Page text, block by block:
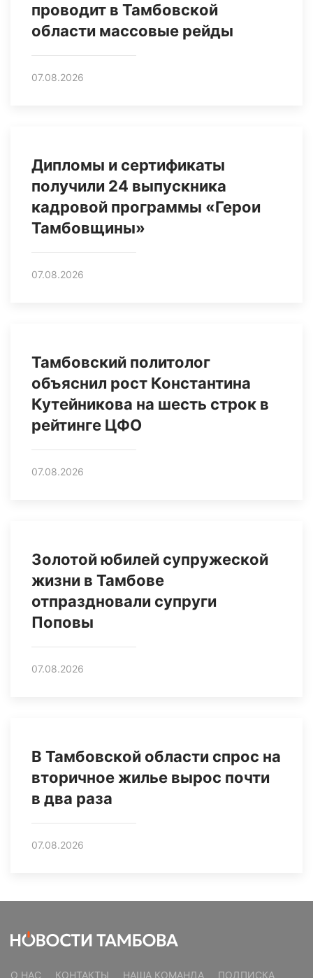
проводит в Тамбовской
области массовые рейды
07.08.2026
Дипломы и сертификаты
получили 24 выпускника
кадровой программы «Герои
Тамбовщины»
07.08.2026
Тамбовский политолог
объяснил рост Константина
Кутейникова на шесть строк в
рейтинге ЦФО
07.08.2026
Золотой юбилей супружеской
жизни в Тамбове
отпраздновали супруги
Поповы
07.08.2026
В Тамбовской области спрос на
вторичное жилье вырос почти
в два раза
07.08.2026
О НАС КОНТАКТЫ НАША КОМАНДА ПОДПИСКА